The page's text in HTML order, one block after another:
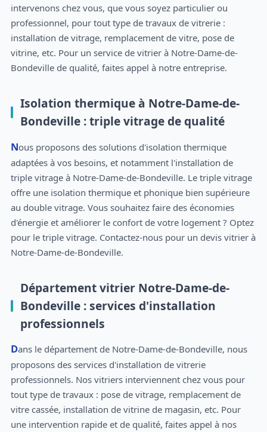
intervenons chez vous, que vous soyez particulier ou
professionnel, pour tout type de travaux de vitrerie :
installation de vitrage, remplacement de vitre, pose de
vitrine, etc. Pour un service de vitrier à Notre-Dame-de-
Bondeville de qualité, faites appel à notre entreprise.
Isolation thermique à Notre-Dame-de-
Bondeville : triple vitrage de qualité
Nous proposons des solutions d'isolation thermique
adaptées à vos besoins, et notamment l'installation de
triple vitrage à Notre-Dame-de-Bondeville. Le triple vitrage
offre une isolation thermique et phonique bien supérieure
au double vitrage. Vous souhaitez faire des économies
d'énergie et améliorer le confort de votre logement ? Optez
pour le triple vitrage. Contactez-nous pour un devis vitrier à
Notre-Dame-de-Bondeville.
Département vitrier Notre-Dame-de-
Bondeville : services d'installation
professionnels
Dans le département de Notre-Dame-de-Bondeville, nous
proposons des services d'installation de vitrerie
professionnels. Nos vitriers interviennent chez vous pour
tout type de travaux : pose de vitrage, remplacement de
vitre cassée, installation de vitrine de magasin, etc. Pour
une intervention rapide et de qualité, faites appel à nos